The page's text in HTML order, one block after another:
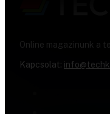
Online magazinunk a
Kapcsolat: